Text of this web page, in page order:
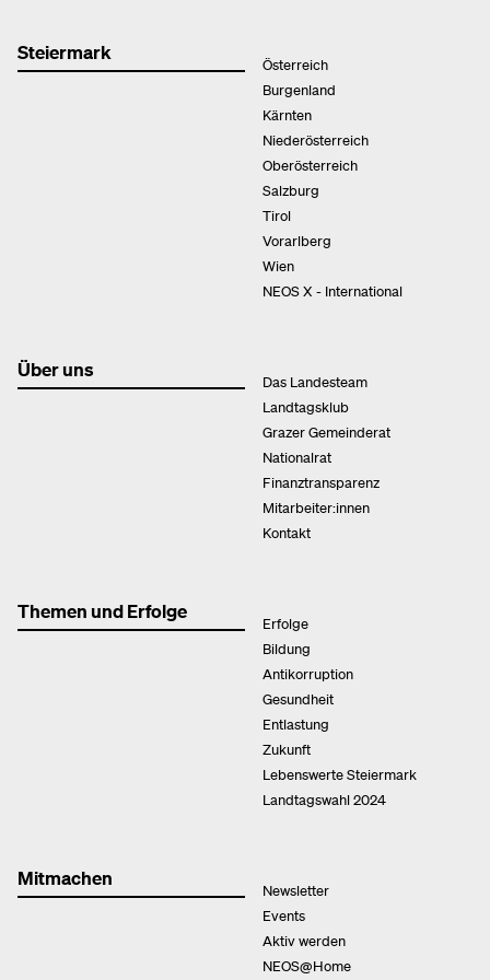
Steiermark
Österreich
Burgenland
Kärnten
Niederösterreich
Oberösterreich
Salzburg
Tirol
Vorarlberg
Wien
NEOS X - International
Über uns
Das Landesteam
Landtagsklub
Grazer Gemeinderat
Nationalrat
Finanztransparenz
Mitarbeiter:innen
Kontakt
Themen und Erfolge
Erfolge
Bildung
Antikorruption
Gesundheit
Entlastung
Zukunft
Lebenswerte Steiermark
Landtagswahl 2024
Mitmachen
Newsletter
Events
Aktiv werden
NEOS@Home